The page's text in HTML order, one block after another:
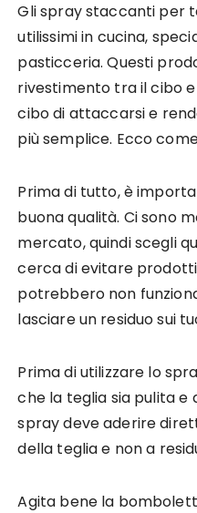
Gli spray staccanti per
utilissimi in cucina,
pasticceria. Questi
rivestimento tra il cibo
cibo di attaccarsi e
più semplice. Ecco
Prima di tutto, è
buona qualità. Ci sono
mercato, quindi scegli
cerca di evitare
potrebbero non
lasciare un residuo sui
Prima di utilizzare lo
che la teglia sia pulita e
spray deve aderire
della teglia e non a
Agita bene la